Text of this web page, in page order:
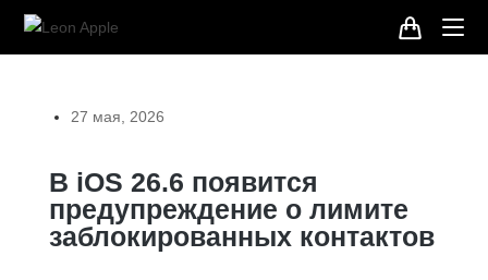
27 мая, 2026
В iOS 26.6 появится
предупреждение о лимите
заблокированных контактов